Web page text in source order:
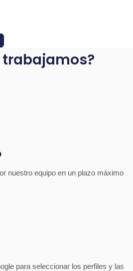
trabajamos?
nuestro equipo en un plazo máximo
para seleccionar los perfiles y las